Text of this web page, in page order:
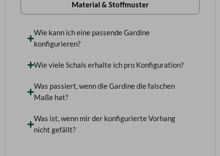
Material & Stoffmuster
Wie kann ich eine passende Gardine
konfigurieren?
Wie viele Schals erhalte ich pro Konfiguration?
Was passiert, wenn die Gardine die falschen
Maße hat?
Was ist, wenn mir der konfigurierte Vorhang
nicht gefällt?